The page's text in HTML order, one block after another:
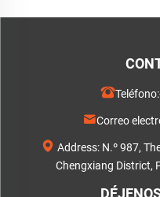
Teléfono:
Correo
Address: N.º 987,
Chengxiang District,